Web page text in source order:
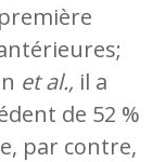
et al., il a
de 52 %
par contre,